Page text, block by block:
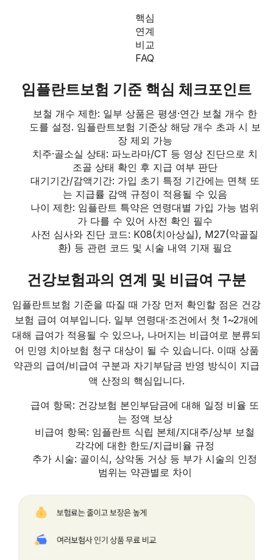
핵심
연계
비교
FAQ
임플란트보험 기준 핵심 체크포인트
보철 개수 제한: 일부 상품은 평생·연간 보철 개수 한
도를 설정. 임플란트보험 기준상 해당 개수 초과 시 보
장 제외 가능
치주·골소실 상태: 파노라마/CT 등 영상 진단으로 치
조골 상태 확인 후 지급 여부 판단
대기기간/감액기간: 가입 초기 특정 기간에는 면책 또
는 지급률 감액 규정이 적용될 수 있음
나이 제한: 임플란트 특약은 연령대별 가입 가능 범위
가 다를 수 있어 사전 확인 필수
사전 심사와 진단 코드: K08(치아상실), M27(악골질
환) 등 관련 코드 및 시술 내역 기재 필요
건강보험과의 연계 및 비급여 구분
임플란트보험 기준을 따질 때 가장 먼저 확인할 점은 건강
보험 급여 여부입니다. 일부 연령대·조건에서 첫 1~2개에
대해 급여가 적용될 수 있으나, 나머지는 비급여로 분류되
어 민영 치아보험 청구 대상이 될 수 있습니다. 이때 상품
약관의 급여/비급여 구분과 자기부담금 반영 방식이 지급
액 산정의 핵심입니다.
급여 항목: 건강보험 본인부담금에 대해 일정 비율 또
는 정액 보상
비급여 항목: 임플란트 식립 본체/지대주/상부 보철
각각에 대한 한도/지급비율 규정
추가 시술: 골이식, 상악동 거상 등 부가 시술의 인정
범위는 약관별로 차이